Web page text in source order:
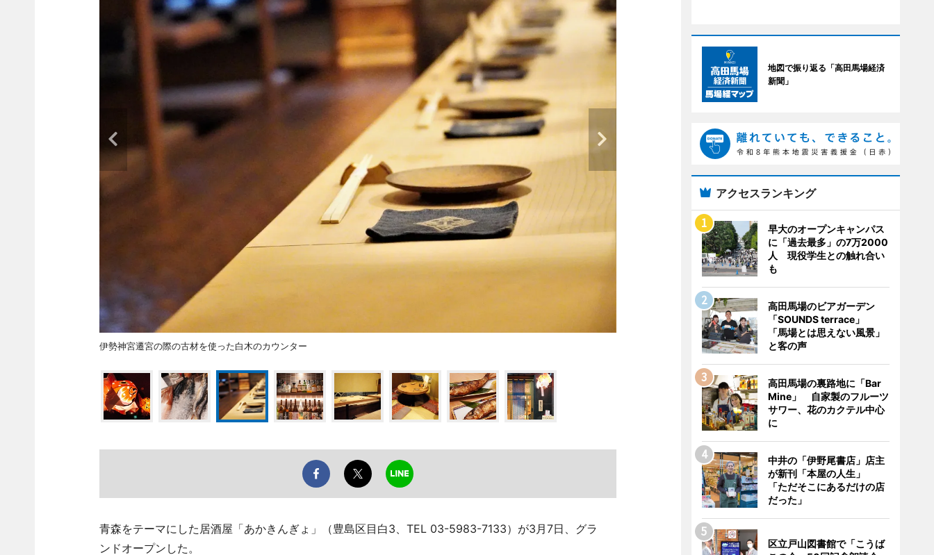
伊勢神宮遷宮の際の古材を使った白木のカウンター
青森をテーマにした居酒屋「あかきんぎょ」（豊島区目白3、TEL 03-5983-7133）が3月7日、グラ
ンドオープンした。
地図で振り返る「高田馬場経済
新聞」
アクセスランキング
早大のオープンキャンパス
に「過去最多」の7万2000
人 現役学生との触れ合い
も
高田馬場のビアガーデン
「SOUNDS terrace」
「馬場とは思えない風景」
と客の声
高田馬場の裏路地に「Bar
Mine」 自家製のフルーツ
サワー、花のカクテル中心
に
中井の「伊野尾書店」店主
が新刊「本屋の人生」
「ただそこにあるだけの店
だった」
区立戸山図書館で「こうば